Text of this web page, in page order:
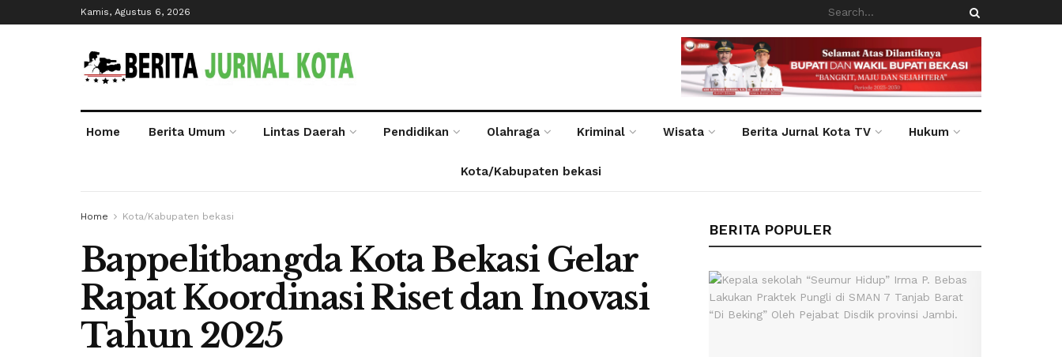
Kamis, Agustus 6, 2026
Home Berita Umum Lintas Daerah Pendidikan Olahraga Kriminal Wisata Berita Jurnal Kota TV Hukum
Kota/Kabupaten bekasi
Home Kota/Kabupaten bekasi
Bappelitbangda Kota Bekasi Gelar
Rapat Koordinasi Riset dan Inovasi
Tahun 2025
BERITA POPULER